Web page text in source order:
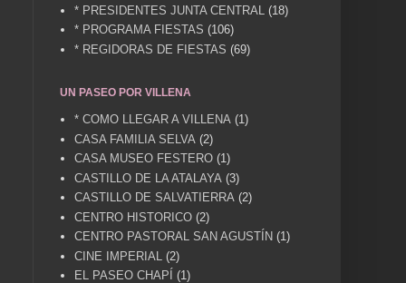
* PRESIDENTES JUNTA CENTRAL
(18)
* PROGRAMA FIESTAS (106)
* REGIDORAS DE FIESTAS (69)
UN PASEO POR VILLENA
* COMO LLEGAR A VILLENA (1)
CASA FAMILIA SELVA (2)
CASA MUSEO FESTERO (1)
CASTILLO DE LA ATALAYA (3)
CASTILLO DE SALVATIERRA (2)
CENTRO HISTORICO (2)
CENTRO PASTORAL SAN AGUSTÍN (1)
CINE IMPERIAL
(2)
EL PASEO CHAPÍ
(1)